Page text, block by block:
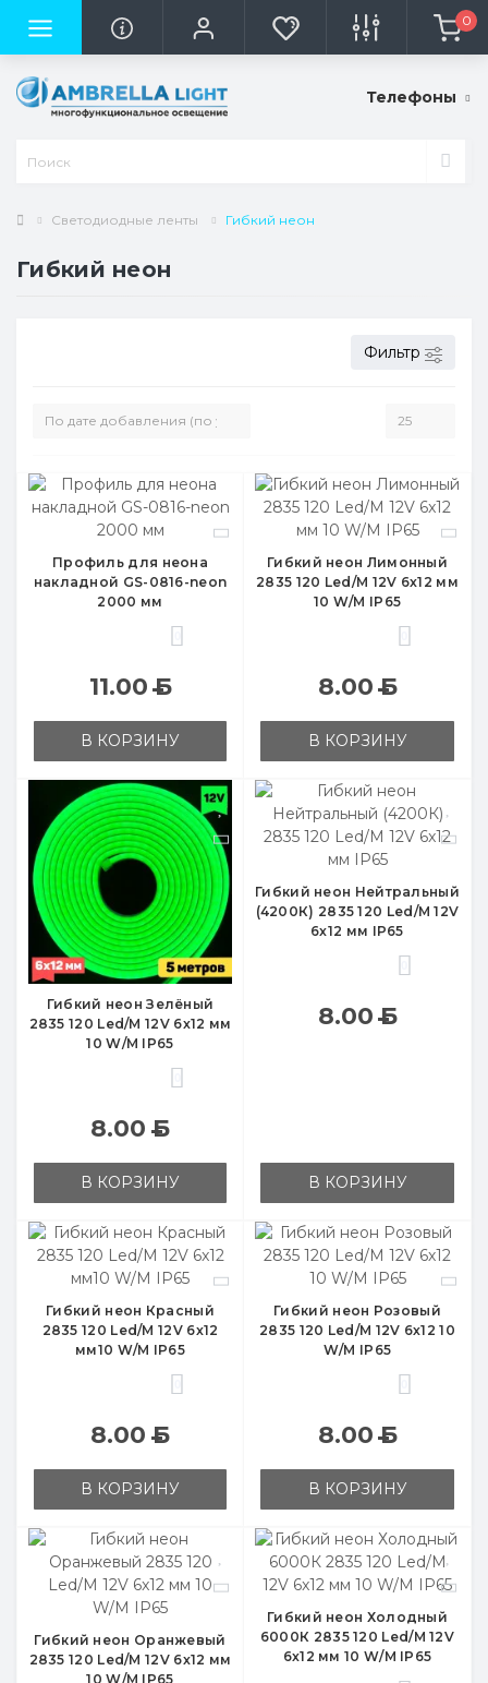
0
Телефоны
Светодиодные ленты Гибкий неон
Гибкий неон
Фильтр
Профиль для неона
накладной GS-0816-neon
2000 мм
11.00Б
В КОРЗИНУ
Гибкий неон Лимонный
2835 120 Led/M 12V 6x12 мм
10 W/M IP65
8.00Б
В КОРЗИНУ
Гибкий неон Зелёный
2835 120 Led/M 12V 6x12 мм
10 W/M IP65
8.00Б
В КОРЗИНУ
Гибкий неон Нейтральный
(4200К) 2835 120 Led/M 12V
6x12 мм IP65
8.00Б
В КОРЗИНУ
Гибкий неон Красный
2835 120 Led/M 12V 6x12
мм10 W/M IP65
8.00Б
В КОРЗИНУ
Гибкий неон Розовый
2835 120 Led/M 12V 6х12 10
W/M IP65
8.00Б
В КОРЗИНУ
Гибкий неон Оранжевый
2835 120 Led/M 12V 6x12 мм
10 W/M IP65
Гибкий неон Холодный
6000К 2835 120 Led/M 12V
6x12 мм 10 W/M IP65